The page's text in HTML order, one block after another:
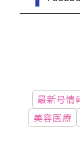
最新号情
美容医療